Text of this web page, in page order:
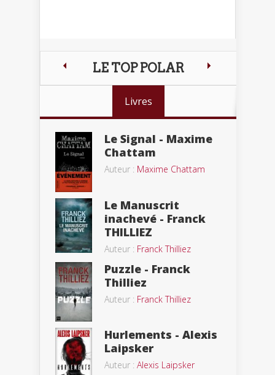
LE TOP POLAR
Livres
Le Signal - Maxime
Chattam
Auteur : Maxime Chattam
Le Manuscrit
inachevé - Franck
THILLIEZ
Auteur : Franck Thilliez
Puzzle - Franck
Thilliez
Auteur : Franck Thilliez
Hurlements - Alexis
Laipsker
Auteur : Alexis Laipsker